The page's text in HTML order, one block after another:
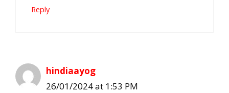
Reply
hindiaayog
26/01/2024 at 1:53 PM